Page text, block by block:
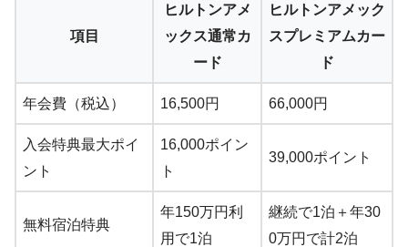
項目
ヒルトンアメ
ックス通常カ
ード
ヒルトンアメック
スプレミアムカー
ド
年会費（税込） 16,500円 66,000円
入会特典最大ポイ
ント
16,000ポイン
ト
39,000ポイント
無料宿泊特典
年150万円利
用で1泊
継続で1泊＋年30
0万円で計2泊